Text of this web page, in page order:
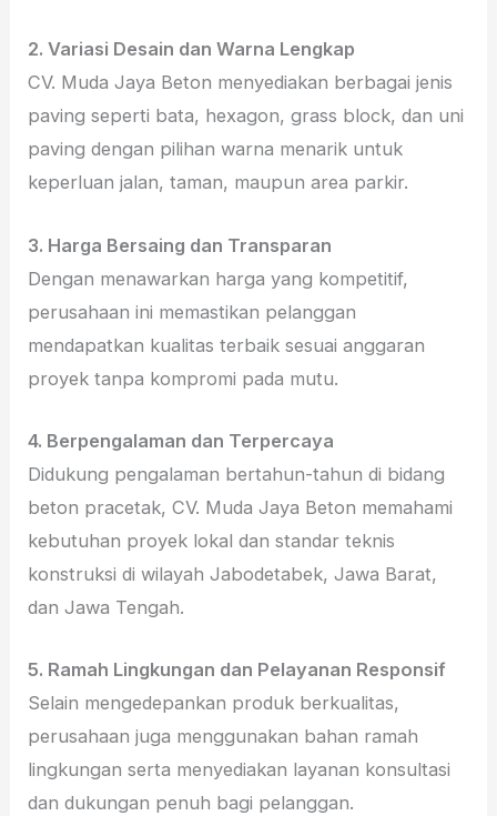
2. Variasi Desain dan Warna Lengkap
CV. Muda Jaya Beton menyediakan berbagai jenis
paving seperti bata, hexagon, grass block, dan uni
paving dengan pilihan warna menarik untuk
keperluan jalan, taman, maupun area parkir.
3. Harga Bersaing dan Transparan
Dengan menawarkan harga yang kompetitif,
perusahaan ini memastikan pelanggan
mendapatkan kualitas terbaik sesuai anggaran
proyek tanpa kompromi pada mutu.
4. Berpengalaman dan Terpercaya
Didukung pengalaman bertahun-tahun di bidang
beton pracetak, CV. Muda Jaya Beton memahami
kebutuhan proyek lokal dan standar teknis
konstruksi di wilayah Jabodetabek, Jawa Barat,
dan Jawa Tengah.
5. Ramah Lingkungan dan Pelayanan Responsif
Selain mengedepankan produk berkualitas,
perusahaan juga menggunakan bahan ramah
lingkungan serta menyediakan layanan konsultasi
dan dukungan penuh bagi pelanggan.